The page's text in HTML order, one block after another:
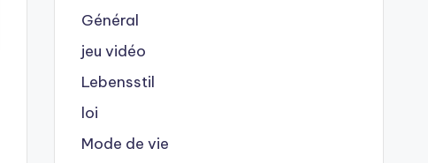
Général
jeu vidéo
Lebensstil
loi
Mode de vie